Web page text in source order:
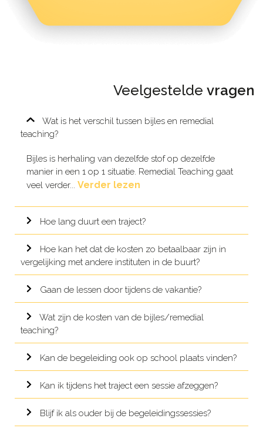
Veelgestelde vragen
Wat is het verschil tussen bijles en remedial
teaching?
Bijles is herhaling van dezelfde stof op dezelfde
manier in een 1 op 1 situatie. Remedial Teaching gaat
veel verder... Verder lezen
Hoe lang duurt een traject?
Hoe kan het dat de kosten zo betaalbaar zijn in
vergelijking met andere instituten in de buurt?
Gaan de lessen door tijdens de vakantie?
Wat zijn de kosten van de bijles/remedial
teaching?
Kan de begeleiding ook op school plaats vinden?
Kan ik tijdens het traject een sessie afzeggen?
Blijf ik als ouder bij de begeleidingssessies?